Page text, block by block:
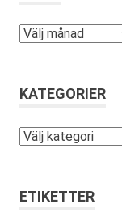
Arkiv
KATEGORIER
Kategorier
ETIKETTER